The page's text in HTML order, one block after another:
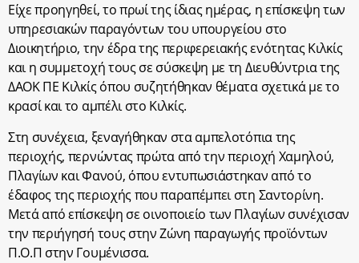
Είχε προηγηθεί, το πρωί της ίδιας ημέρας, η επίσκεψη των
υπηρεσιακών παραγόντων του υπουργείου στο
Διοικητήριο, την έδρα της περιφερειακής ενότητας Κιλκίς
και η συμμετοχή τους σε σύσκεψη με τη Διευθύντρια της
ΔΑΟΚ ΠΕ Κιλκίς όπου συζητήθηκαν θέματα σχετικά με το
κρασί και το αμπέλι στο Κιλκίς.
Στη συνέχεια, ξεναγήθηκαν στα αμπελοτόπια της
περιοχής, περνώντας πρώτα από την περιοχή Χαμηλού,
Πλαγίων και Φανού, όπου εντυπωσιάστηκαν από το
έδαφος της περιοχής που παραπέμπει στη Σαντορίνη.
Μετά από επίσκεψη σε οινοποιείο των Πλαγίων συνέχισαν
την περιήγησή τους στην Ζώνη παραγωγής προϊόντων
Π.Ο.Π στην Γουμένισσα.